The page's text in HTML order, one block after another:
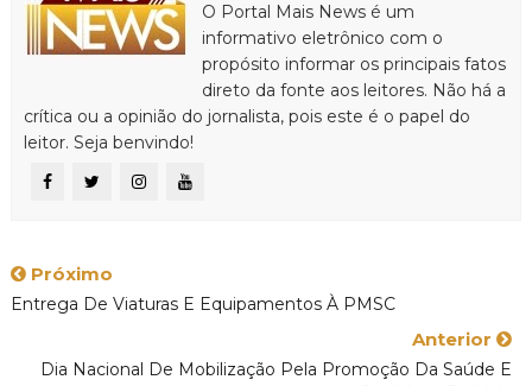
O Portal Mais News é um
informativo eletrônico com o
propósito informar os principais fatos
direto da fonte aos leitores. Não há a
crítica ou a opinião do jornalista, pois este é o papel do
leitor. Seja benvindo!
Próximo
Entrega De Viaturas E Equipamentos À PMSC
Anterior
Dia Nacional De Mobilização Pela Promoção Da Saúde E